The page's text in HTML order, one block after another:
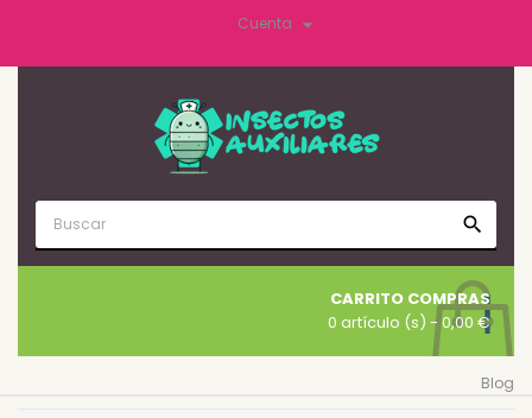
Cuenta 
search
CARRITO COMPRAS
0 artículo (s) - 0,00 €
Blog